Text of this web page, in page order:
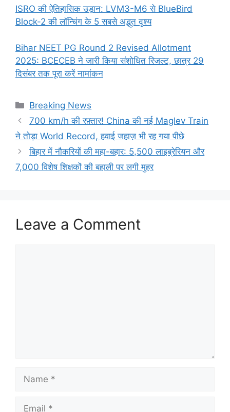
ISRO की ऐतिहासिक उड़ान: LVM3-M6 से BlueBird
Block-2 की लॉन्चिंग के 5 सबसे अद्भुत दृश्य
Bihar NEET PG Round 2 Revised Allotment
2025: BCECEB ने जारी किया संशोधित रिजल्ट, छात्र 29
दिसंबर तक पूरा करें नामांकन
Categories
Breaking News
700 km/h की रफ़्तार! China की नई Maglev Train
ने तोड़ा World Record, हवाई जहाज़ भी रह गया पीछे
बिहार में नौकरियों की महा-बहार: 5,500 लाइब्रेरियन और
7,000 विशेष शिक्षकों की बहाली पर लगी मुहर
Leave a Comment